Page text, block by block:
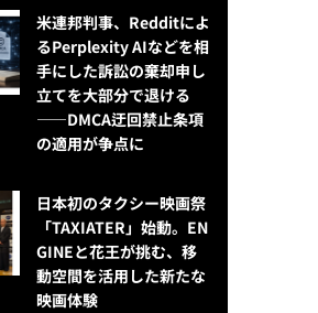
米連邦判事、Redditによ
るPerplexity AIなどを相
手にした訴訟の棄却申し
立てを大部分で退ける
——DMCA迂回禁止条項
の適用が争点に
日本初のタクシー映画祭
「TAXIATER」始動。EN
GINEと花王が挑む、移
動空間を活用した新たな
映画体験